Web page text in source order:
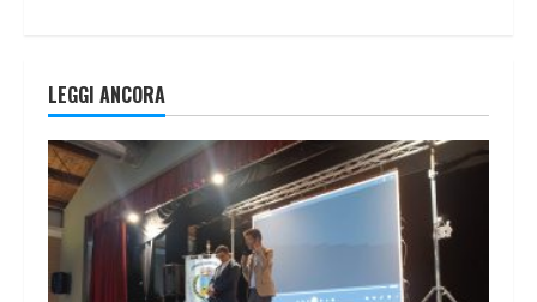
LEGGI ANCORA